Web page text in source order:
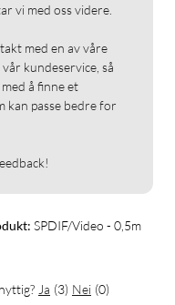
vi med oss videre.
med en av våre
kundeservice, så
å finne et
kan passe bedre for
SPDIF/Video - 0,5m
Ja (3) Nei (0)